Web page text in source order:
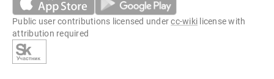
Public user contributions licensed undercc-wiki license with
attribution required